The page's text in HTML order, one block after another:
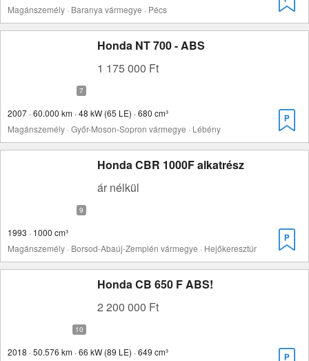
Magánszemély · Baranya vármegye · Pécs
Honda NT 700 - ABS
1 175 000 Ft
2007 · 60.000 km · 48 kW (65 LE) · 680 cm³
Magánszemély · Győr-Moson-Sopron vármegye · Lébény
Honda CBR 1000F alkatrész
ár nélkül
1993 · 1000 cm³
Magánszemély · Borsod-Abaúj-Zemplén vármegye · Hejőkeresztúr
Honda CB 650 F ABS!
2 200 000 Ft
2018 · 50.576 km · 66 kW (89 LE) · 649 cm³